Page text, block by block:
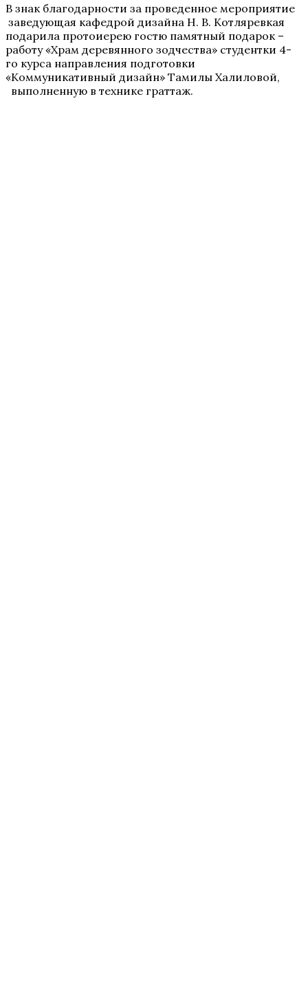
В знак благодарности за проведенное мероприятие
заведующая кафедрой дизайна Н. В. Котляревкая
подарила протоиерею гостю памятный подарок –
работу «Храм деревянного зодчества» студентки 4-
го курса направления подготовки
«Коммуникативный дизайн» Тамилы Халиловой,
выполненную в технике граттаж.